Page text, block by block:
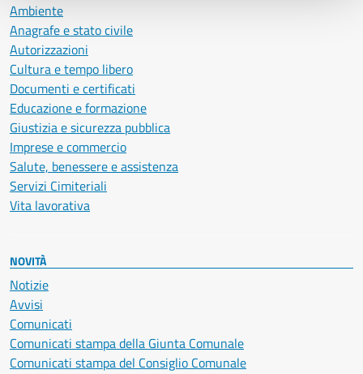
Ambiente
Anagrafe e stato civile
Autorizzazioni
Cultura e tempo libero
Documenti e certificati
Educazione e formazione
Giustizia e sicurezza pubblica
Imprese e commercio
Salute, benessere e assistenza
Servizi Cimiteriali
Vita lavorativa
NOVITÀ
Notizie
Avvisi
Comunicati
Comunicati stampa della Giunta Comunale
Comunicati stampa del Consiglio Comunale